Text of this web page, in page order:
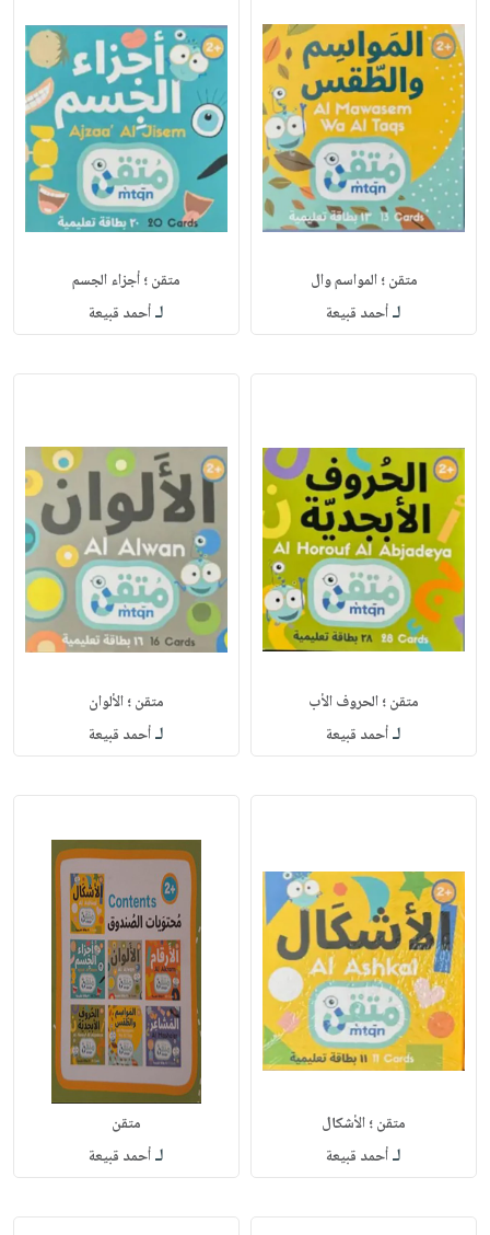
متقن ؛ المواسم وال
لـأحمد قبيعة
متقن ؛ أجزاء الجسم
لـأحمد قبيعة
متقن ؛ الحروف الأب
لـأحمد قبيعة
متقن ؛ الألوان
لـأحمد قبيعة
متقن ؛ الأشكال
لـأحمد قبيعة
متقن
لـأحمد قبيعة